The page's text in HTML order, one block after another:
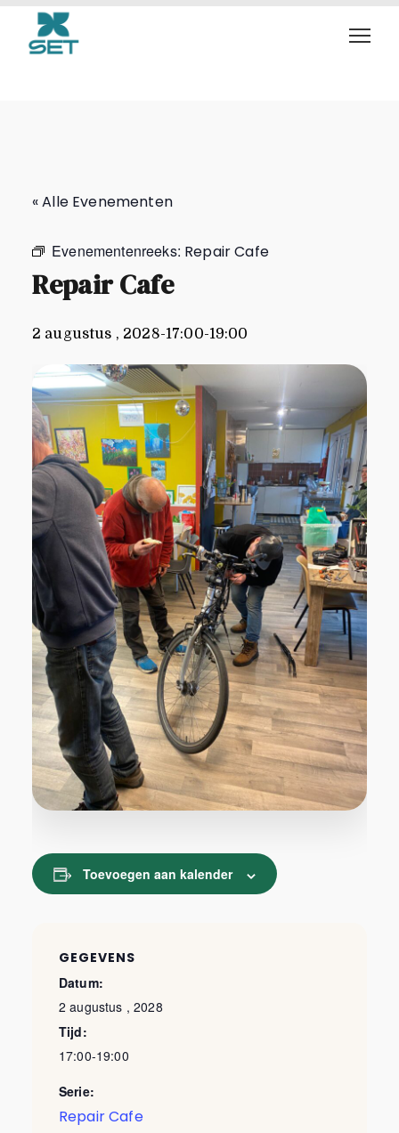
Repair Cafe
« Alle Evenementen
Evenementenreeks: Repair Cafe
Repair Cafe
2 augustus , 2028-17:00-19:00
Toevoegen aan kalender
GEGEVENS
Datum:
2 augustus , 2028
Tijd:
17:00-19:00
Serie:
Repair Cafe